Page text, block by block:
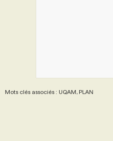
Mots clés associés : UQAM, PLAN